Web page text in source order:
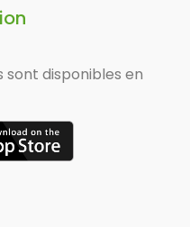
sont disponibles en